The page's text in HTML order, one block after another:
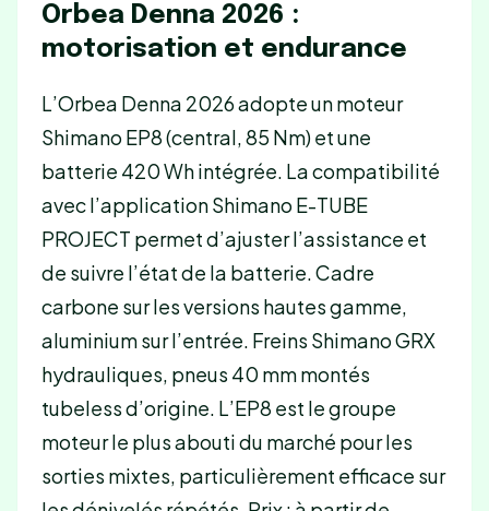
Orbea Denna 2026 :
motorisation et endurance
L’Orbea Denna 2026 adopte un moteur
Shimano EP8 (central, 85 Nm) et une
batterie 420 Wh intégrée. La compatibilité
avec l’application Shimano E-TUBE
PROJECT permet d’ajuster l’assistance et
de suivre l’état de la batterie. Cadre
carbone sur les versions hautes gamme,
aluminium sur l’entrée. Freins Shimano GRX
hydrauliques, pneus 40 mm montés
tubeless d’origine. L’EP8 est le groupe
moteur le plus abouti du marché pour les
sorties mixtes, particulièrement efficace sur